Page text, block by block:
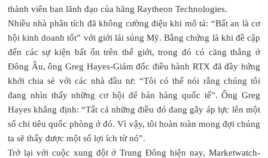
thành viên ban lãnh đạo của hãng Raytheon Technologies.
Nhiều nhà phân tích đã không cường điệu khi mô tả: “Bất an là cơ
hội kinh doanh tốt” với giới lái súng Mỹ. Bằng chứng là khi đề cập
đến các sự kiện bất ổn trên thế giới, trong đó có căng thẳng ở
Đông Âu, ông Greg Hayes-Giám đốc điều hành RTX đã đầy hứng
khởi chia sẻ với các nhà đầu tư: “Tôi có thể nói rằng chúng tôi
đang nhìn thấy những cơ hội để bán hàng quốc tế”. Ông Greg
Hayes khẳng định: “Tất cả những điều đó đang gây áp lực lên một
số chi tiêu quốc phòng ở đó. Vì vậy, tôi hoàn toàn mong đợi chúng
ta sẽ thấy được một số lợi ích từ nó”.
Trở lại với cuộc xung đột ở Trung Đông hiện nay, Marketwatch-